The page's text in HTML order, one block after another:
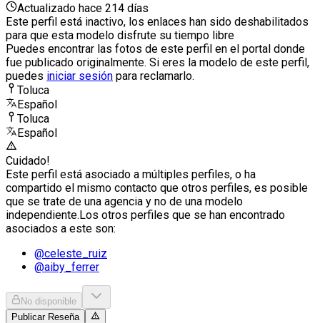
Actualizado hace 214 días
Este perfil está inactivo, los enlaces han sido deshabilitados
para que esta modelo disfrute su tiempo libre
Puedes encontrar las fotos de este perfil en el portal donde
fue publicado originalmente. Si eres la modelo de este perfil,
puedes iniciar sesión para reclamarlo.
Toluca
Español
Toluca
Español
Cuidado!
Este perfil está asociado a múltiples perfiles, o ha
compartido el mismo contacto que otros perfiles, es posible
que se trate de una agencia y no de una modelo
independiente.Los otros perfiles que se han encontrado
asociados a este son:
@celeste_ruiz
@aiby_ferrer
No disponible
Publicar Reseña